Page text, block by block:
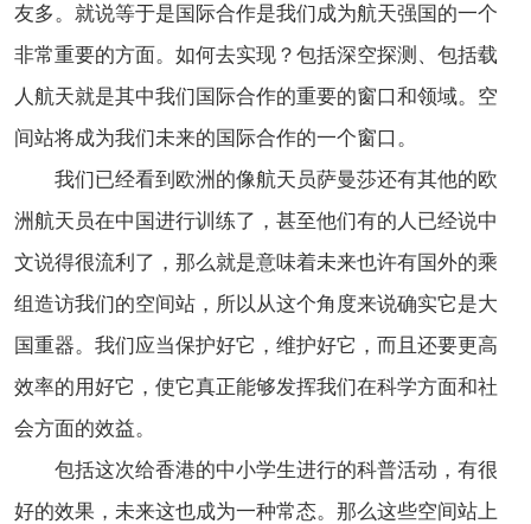
友多。就说等于是国际合作是我们成为航天强国的一个
非常重要的方面。如何去实现？包括深空探测、包括载
人航天就是其中我们国际合作的重要的窗口和领域。空
间站将成为我们未来的国际合作的一个窗口。
我们已经看到欧洲的像航天员萨曼莎还有其他的欧
洲航天员在中国进行训练了，甚至他们有的人已经说中
文说得很流利了，那么就是意味着未来也许有国外的乘
组造访我们的空间站，所以从这个角度来说确实它是大
国重器。我们应当保护好它，维护好它，而且还要更高
效率的用好它，使它真正能够发挥我们在科学方面和社
会方面的效益。
包括这次给香港的中小学生进行的科普活动，有很
好的效果，未来这也成为一种常态。那么这些空间站上